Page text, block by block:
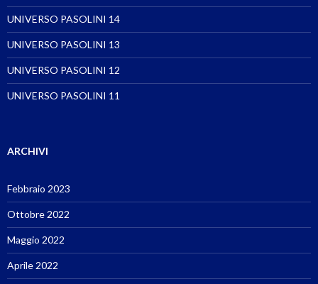
UNIVERSO PASOLINI 14
UNIVERSO PASOLINI 13
UNIVERSO PASOLINI 12
UNIVERSO PASOLINI 11
ARCHIVI
Febbraio 2023
Ottobre 2022
Maggio 2022
Aprile 2022